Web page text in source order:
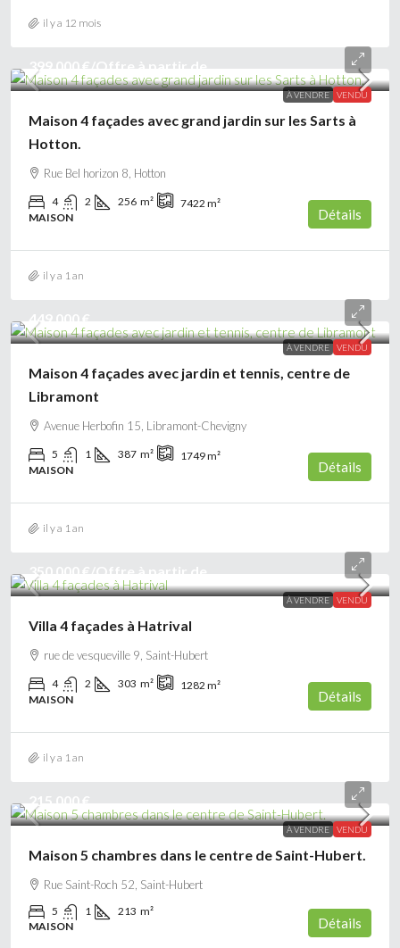
il y a 12 mois
À VENDRE VENDU
399 000 €/Offre à partir de
Maison 4 façades avec grand jardin sur les Sarts à
Hotton.
Rue Bel horizon 8, Hotton
4 2 256 m² 7422 m²
MAISON
Détails
il y a 1 an
À VENDRE VENDU
449 000 €
Maison 4 façades avec jardin et tennis, centre de
Libramont
Avenue Herbofin 15, Libramont-Chevigny
5 1 387 m² 1749m²
MAISON
Détails
il y a 1 an
À VENDRE VENDU
350 000 €/Offre à partir de
Villa 4 façades à Hatrival
rue de vesqueville 9, Saint-Hubert
4 2 303 m² 1282 m²
MAISON
Détails
il y a 1 an
À VENDRE VENDU
215 000 €
Maison 5 chambres dans le centre de Saint-Hubert.
Rue Saint-Roch 52, Saint-Hubert
5 1 213 m²
MAISON
Détails